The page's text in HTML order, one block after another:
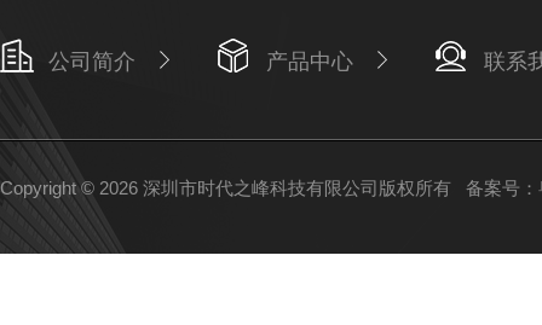
公司简介 产品中心 联系
Copyright © 2026 深圳市时代之峰科技有限公司版权所有 备案号